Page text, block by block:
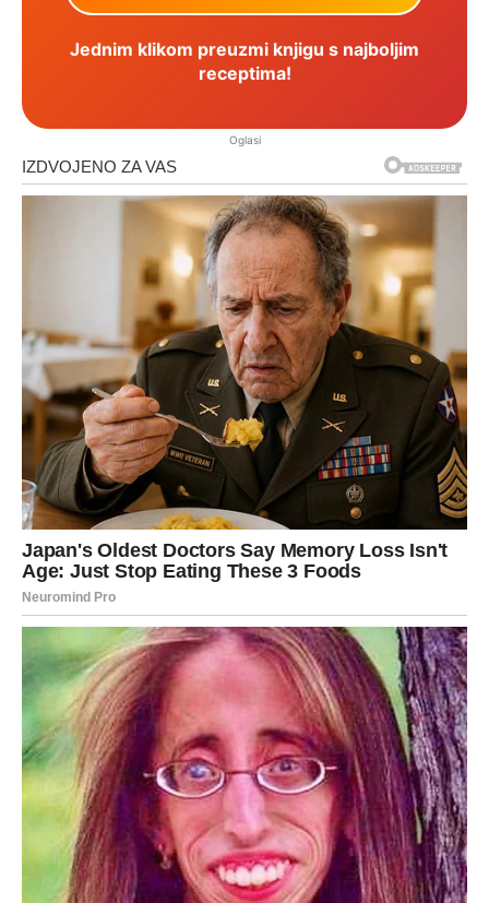
Jednim klikom preuzmi knjigu s najboljim
receptima!
Oglasi